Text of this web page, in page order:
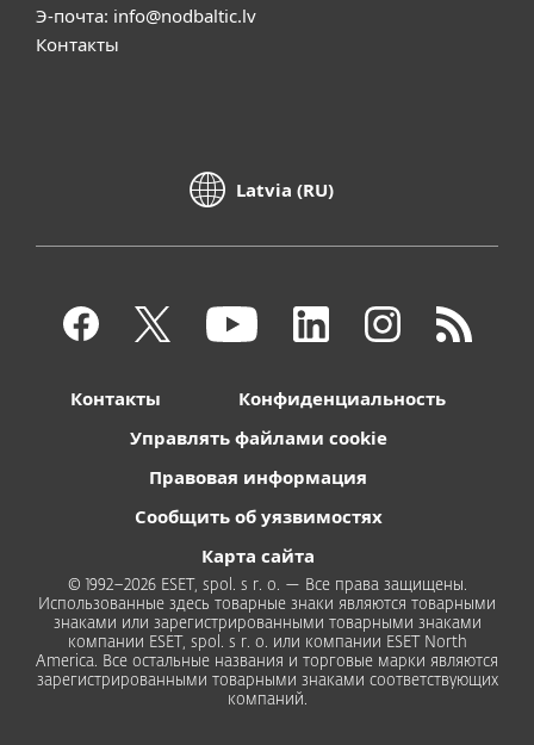
Э-почта: info@nodbaltic.lv
Контакты
Latvia (RU)
Контакты
Конфиденциальность
Управлять файлами cookie
Правовая информация
Сообщить об уязвимостях
Карта сайта
© 1992–2026 ESET, spol. s r. o. — Все права защищены.
Использованные здесь товарные знаки являются товарными
знаками или зарегистрированными товарными знаками
компании ESET, spol. s r. o. или компании ESET North
America. Все остальные названия и торговые марки являются
зарегистрированными товарными знаками соответствующих
компаний.